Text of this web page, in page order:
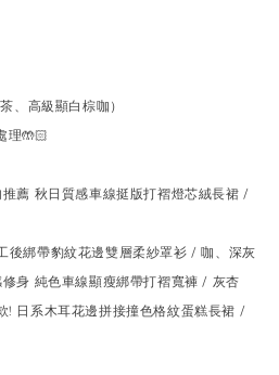
、高級顯白棕咖）
理🤲🏻
薦 秋日質感車線挺版打褶燈芯絨長裙 /
後綁帶豹紋花邊雙層柔紗罩衫 / 咖、深灰
身 純色車線顯瘦綁帶打褶寬褲 / 灰杏
! 日系木耳花邊拼接撞色格紋蛋糕長裙 /